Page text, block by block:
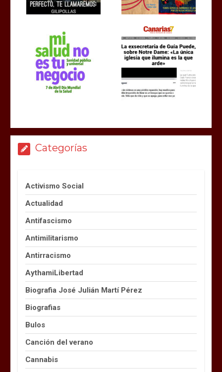
Categorías
Activismo Social
Actualidad
Antifascismo
Antimilitarismo
Antirracismo
AythamiLibertad
Biografia José Julián Martí Pérez
Biografias
Bulos
Canción del verano
Cannabis